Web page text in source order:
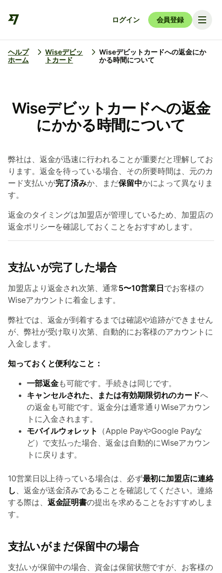
ログイン 会員登録
ヘルプ
ホーム
Wiseデビッ
トカード
Wiseデビットカードへの返金にか
かる時間について
Wiseデビットカードへの返金
にかかる時間について
弊社は、返金が迅速に行われることが重要だと理解してお
ります。返金を待っている場合、その所要時間は、元のカ
ード支払いが完了済みか、まだ保留中かによって異なりま
す。
返金のタイミングは加盟店が管理しているため、加盟店の
返金ポリシーを確認しておくことをおすすめします。
支払いが完了した場合
加盟店より返金され次第、通常5〜10営業日でお客様の
Wiseアカウントに着金します。
弊社では、返金が到着するまでは確認や追跡ができません
が、弊社が受け取り次第、自動的にお客様のアカウントに
入金します。
知っておくと便利なこと：
一部返金も可能です。手続きは同じです。
キャンセルされた、または有効期限切れのカードへ
の返金も可能です。返金分は通常通りWiseアカウン
トに入金されます。
モバイルウォレット
（Apple PayやGoogle Payな
ど）で支払った場合、返金は自動的にWiseアカウン
トに戻ります。
10営業日以上待っている場合は、必ず最初に加盟店に連絡
し 、返金が送金済みであることを確認してください。連絡
する際は、 返金証明書の提出を求めることをおすすめしま
す。
支払いがまだ保留中の場合
支払いが保留中の場合、資金は保留状態ですが、お客様の